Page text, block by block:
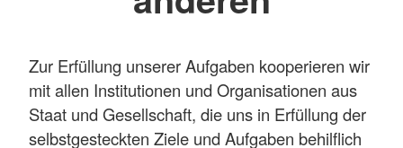
Zur Erfüllung unserer Aufgaben kooperieren wir
mit allen Institutionen und Organisationen aus
Staat und Gesellschaft, die uns in Erfüllung der
selbstgesteckten Ziele und Aufgaben behilflich